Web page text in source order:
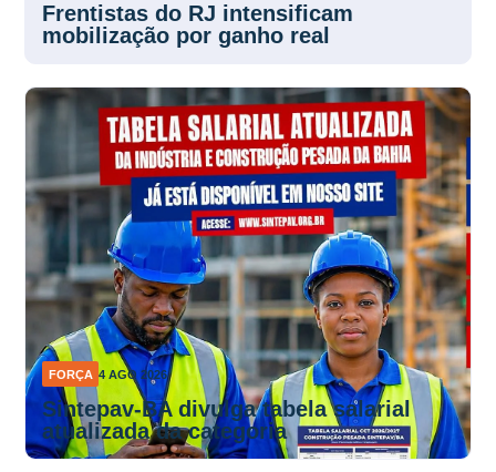
Frentistas do RJ intensificam
mobilização por ganho real
FORÇA 4 AGO 2026
Sintepav-BA divulga tabela salarial
atualizada da categoria